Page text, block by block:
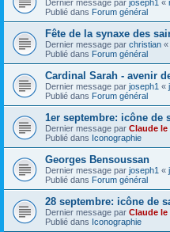
Dernier message par joseph1 «
Publié dans Forum général
Fête de la synaxe des
Dernier message par christian «
Publié dans Forum général
Cardinal Sarah - avenir
Dernier message par joseph1 «
Publié dans Forum général
1er septembre: icône de
Dernier message par Claude le
Publié dans Iconographie
Georges Bensoussan
Dernier message par joseph1 «
Publié dans Forum général
28 septembre: icône de
Dernier message par Claude le
Publié dans Iconographie